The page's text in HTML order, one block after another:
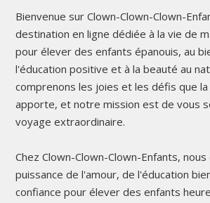
Bienvenue sur Clown-Clown-Clown-
destination en ligne dédiée à la vie de
pour élever des enfants épanouis, au
l'éducation positive et à la beauté au
comprenons les joies et les défis que
apporte, et notre mission est de vous
voyage extraordinaire.
Chez Clown-Clown-Clown-Enfants,
puissance de l'amour, de l'éducation
confiance pour élever des enfants